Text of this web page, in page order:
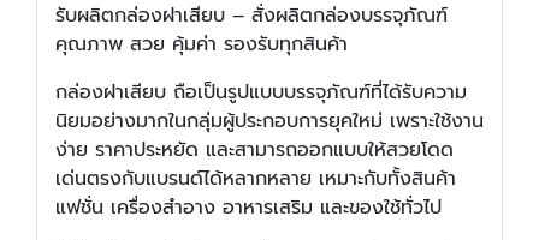
รับผลิตกล่องฝาเสียบ – สั่งผลิตกล่องบรรจุภัณฑ์
คุณภาพ สวย คุ้มค่า รองรับทุกสินค้า
กล่องฝาเสียบ ถือเป็นรูปแบบบรรจุภัณฑ์ที่ได้รับความ
นิยมอย่างมากในกลุ่มผู้ประกอบการยุคใหม่ เพราะใช้งาน
ง่าย ราคาประหยัด และสามารถออกแบบให้สวยโดด
เด่นตรงกับแบรนด์ได้หลากหลาย เหมาะกับทั้งสินค้า
แฟชั่น เครื่องสำอาง อาหารเสริม และของใช้ทั่วไป